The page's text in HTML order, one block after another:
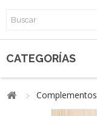
CATEGORÍAS
> Complementos